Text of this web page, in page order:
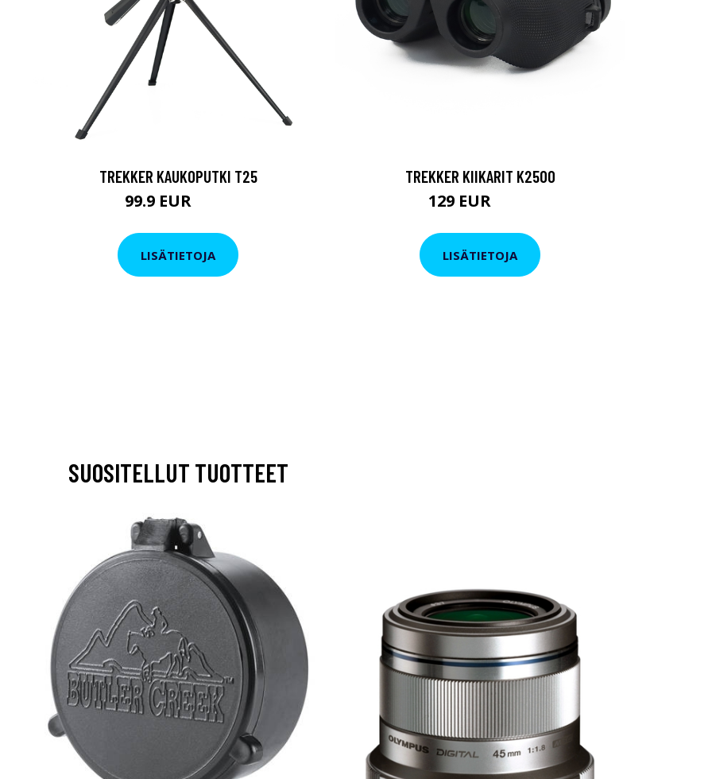
TREKKER KAUKOPUTKI T25
99.9 EUR
LISÄTIETOJA
TREKKER KIIKARIT K2500
129 EUR
LISÄTIETOJA
SUOSITELLUT TUOTTEET